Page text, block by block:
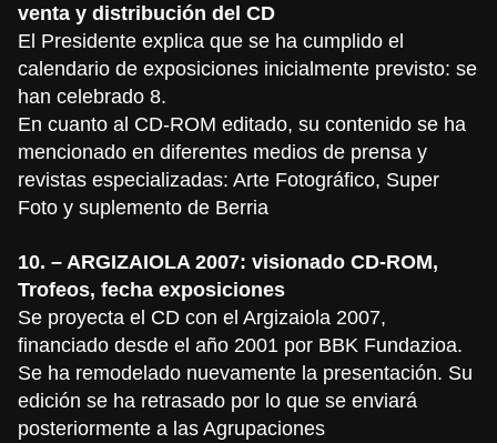
venta y distribución del CD
El Presidente explica que se ha cumplido el
calendario de exposiciones inicialmente previsto: se
han celebrado 8.
En cuanto al CD-ROM editado, su contenido se ha
mencionado en diferentes medios de prensa y
revistas especializadas: Arte Fotográfico, Super
Foto y suplemento de Berria
10. – ARGIZAIOLA 2007: visionado CD-ROM,
Trofeos, fecha exposiciones
Se proyecta el CD con el Argizaiola 2007,
financiado desde el año 2001 por BBK Fundazioa.
Se ha remodelado nuevamente la presentación. Su
edición se ha retrasado por lo que se enviará
posteriormente a las Agrupaciones